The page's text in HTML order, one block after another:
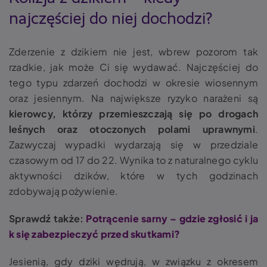
najczęściej do niej dochodzi?
Zderzenie z dzikiem nie jest, wbrew pozorom tak
rzadkie, jak może Ci się wydawać. Najczęściej do
tego typu zdarzeń dochodzi w okresie wiosennym
oraz jesiennym. Na największe ryzyko narażeni są
kierowcy, którzy przemieszczają się po drogach
leśnych oraz otoczonych polami uprawnymi.
Zazwyczaj wypadki wydarzają się w przedziale
czasowym od 17 do 22. Wynika to z naturalnego cyklu
aktywności dzików, które w tych godzinach
zdobywają pożywienie.
Sprawdź także: Potrącenie sarny – gdzie zgłosić i ja
k się zabezpieczyć przed skutkami?
Jesienią, gdy dziki wędrują, w związku z okresem